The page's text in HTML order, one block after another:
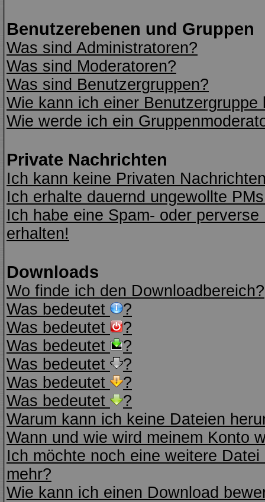
Benutzerebenen und Gruppen
Was sind Administratoren?
Was sind Moderatoren?
Was sind Benutzergruppen?
Wie kann ich einer Benutzergruppe
Wie werde ich ein
Private Nachrichten
Ich kann keine Privaten
Ich erhalte dauernd ungewollte
Ich habe eine Spam- oder
erhalten!
Downloads
Wo finde ich den Downloadbereich?
Was bedeutet
?
Was bedeutet
?
Was bedeutet
?
Was bedeutet
?
Was bedeutet
?
Was bedeutet
?
Warum kann ich keine Dateien
Wann und wie wird meinem Konto
Ich möchte noch eine weitere
mehr?
Wie kann ich einen Download